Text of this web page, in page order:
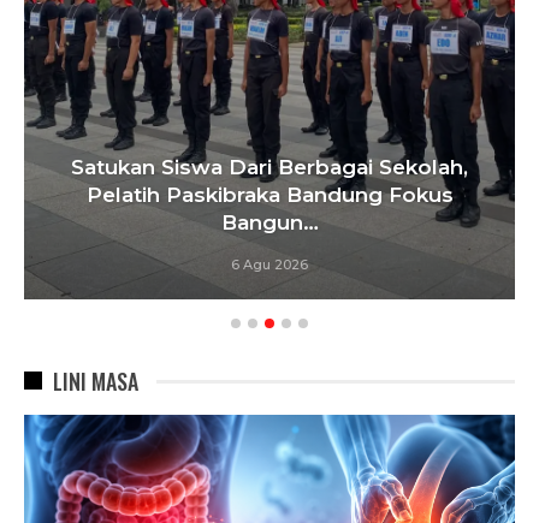
Gerbang Sekolah Dibuka Usai Mediasi,
Pemkot Bandung Percepat Relokasi SDN
026…
6 Agu 2026
LINI MASA